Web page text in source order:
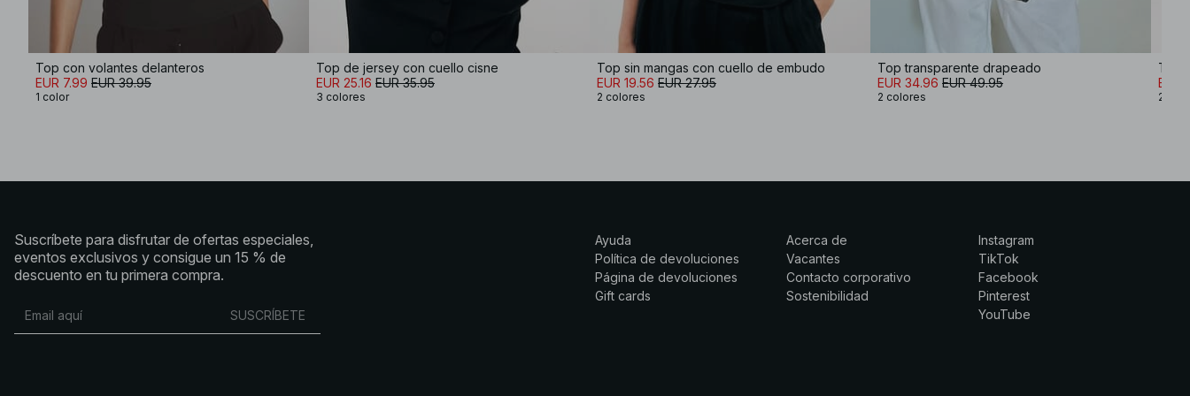
Top con volantes delanteros
EUR 7.99 EUR 39.95
1 color
Top de jersey con cuello cisne
EUR 25.16 EUR 35.95
3 colores
Top sin mangas con cuello de embudo
EUR 19.56 EUR 27.95
2 colores
Top transparente drapeado
EUR 34.96 EUR 49.95
2 colores
Top
EUR
2
Suscríbete para disfrutar de ofertas especiales,
eventos exclusivos y consigue un 15 % de
descuento en tu primera compra.
SUSCRÍBETE
Ayuda
Política de devoluciones
Página de devoluciones
Gift cards
Acerca de
Vacantes
Contacto corporativo
Sostenibilidad
Instagram
TikTok
Facebook
Pinterest
YouTube